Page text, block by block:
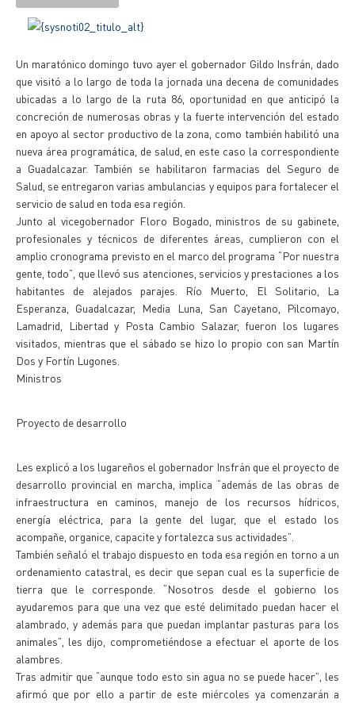
Un maratónico domingo tuvo ayer el gobernador Gildo Insfrán, dado
que visitó a lo largo de toda la jornada una decena de comunidades
ubicadas a lo largo de la ruta 86, oportunidad en que anticipó la
concreción de numerosas obras y la fuerte intervención del estado
en apoyo al sector productivo de la zona, como también habilitó una
nueva área programática, de salud, en este caso la correspondiente
a Guadalcazar. También se habilitaron farmacias del Seguro de
Salud, se entregaron varias ambulancias y equipos para fortalecer el
servicio de salud en toda esa región.
Junto al vicegobernador Floro Bogado, ministros de su gabinete,
profesionales y técnicos de diferentes áreas, cumplieron con el
amplio cronograma previsto en el marco del programa “Por nuestra
gente, todo”, que llevó sus atenciones, servicios y prestaciones a los
habitantes de alejados parajes. Río Muerto, El Solitario, La
Esperanza, Guadalcazar, Media Luna, San Cayetano, Pilcomayo,
Lamadrid, Libertad y Posta Cambio Salazar, fueron los lugares
visitados, mientras que el sábado se hizo lo propio con san Martín
Dos y Fortín Lugones.
Ministros
Proyecto de desarrollo
Les explicó a los lugareños el gobernador Insfrán que el proyecto de
desarrollo provincial en marcha, implica “además de las obras de
infraestructura en caminos, manejo de los recursos hídricos,
energía eléctrica, para la gente del lugar, que el estado los
acompañe, organice, capacite y fortalezca sus actividades”.
También señaló el trabajo dispuesto en toda esa región en torno a un
ordenamiento catastral, es decir que sepan cual es la superficie de
tierra que le corresponde. “Nosotros desde el gobierno los
ayudaremos para que una vez que esté delimitado puedan hacer el
alambrado, y además para que puedan implantar pasturas para los
animales”, les dijo, comprometiéndose a efectuar el aporte de los
alambres.
Tras admitir que “aunque todo esto sin agua no se puede hacer”, les
afirmó que por ello a partir de este miércoles ya comenzarán a